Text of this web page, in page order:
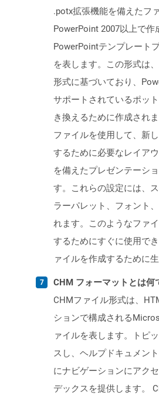
.potx拡張機能を備えたフ
PowerPoint 2007以上で
PowerPointテンプレート
を表します。この形式は
形式に基づいており、
サポートされているポッ
き換えるために作成され
ファイルを使用して、新
するために必要なレイア
を備えたプレゼンテーシ
す。これらの設定には、
ラーパレット、フォント
れます。このようなファ
するためにすぐに使用で
ァイルを作成するために生
CHM フォーマットとは何
CHMファイル形式は、
ションで構成される
ァイルを表します。トピ
スし、ヘルプドキュメン
にナビゲーションにアク
デックスを提供します。